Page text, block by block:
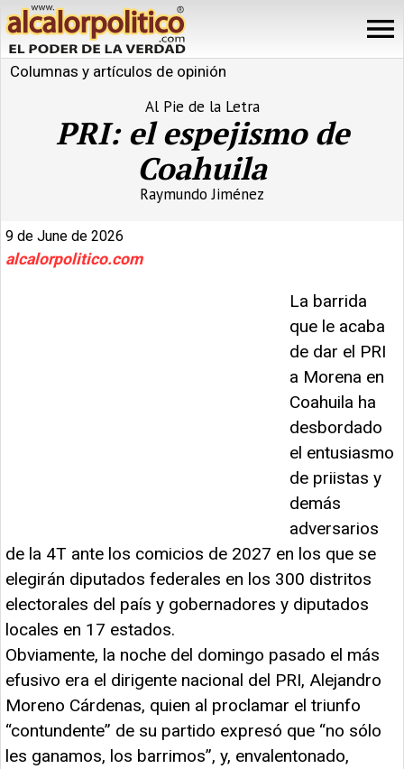
Columnas y artículos de opinión
Al Pie de la Letra
PRI: el espejismo de
Coahuila
Raymundo Jiménez
9 de June de 2026
alcalorpolitico.com
La barrida
que le acaba
de dar el PRI
a Morena en
Coahuila ha
desbordado
el entusiasmo
de priistas y
demás
adversarios
de la 4T ante los comicios de 2027 en los que se
elegirán diputados federales en los 300 distritos
electorales del país y gobernadores y diputados
locales en 17 estados.
Obviamente, la noche del domingo pasado el más
efusivo era el dirigente nacional del PRI, Alejandro
Moreno Cárdenas, quien al proclamar el triunfo
“contundente” de su partido expresó que “no sólo
les ganamos, los barrimos”, y, envalentonado,